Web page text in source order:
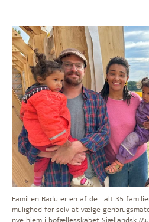
Familien Badu er en af de i alt 35
mulighed for selv at vælge
nye hjem i bofællesskabet Sjællandsk